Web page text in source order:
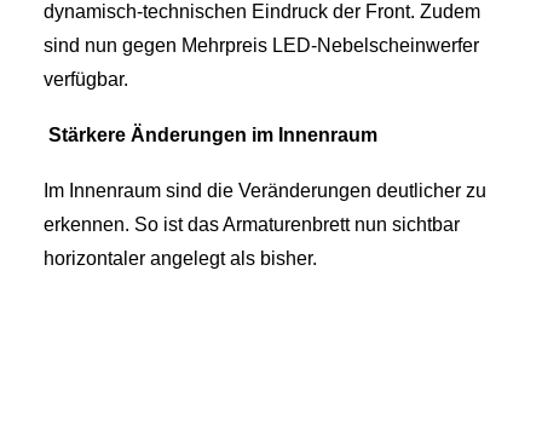
dynamisch-technischen Eindruck der Front. Zudem
sind nun gegen Mehrpreis LED-Nebelscheinwerfer
verfügbar.
Stärkere Änderungen im Innenraum
Im Innenraum sind die Veränderungen deutlicher zu
erkennen. So ist das Armaturenbrett nun sichtbar
horizontaler angelegt als bisher.